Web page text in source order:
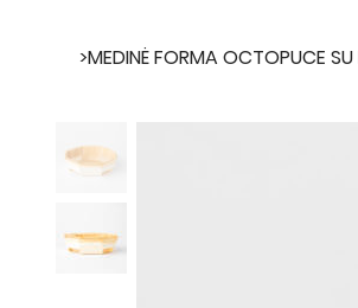
>MEDINĖ FORMA OCTOPUCE SU